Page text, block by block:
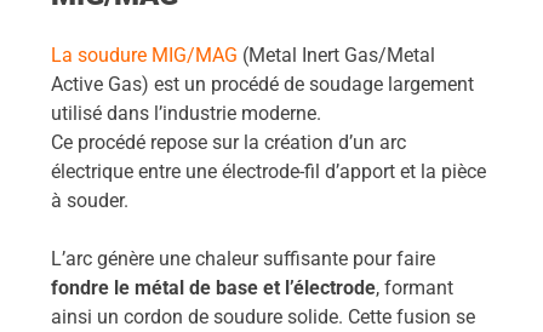
La soudure MIG/MAG (Metal Inert Gas/Metal
Active Gas) est un procédé de soudage largement
utilisé dans l’industrie moderne.
Ce procédé repose sur la création d’un arc
électrique entre une électrode-fil d’apport et la pièce
à souder.
L’arc génère une chaleur suffisante pour faire
fondre le métal de base et l’électrode, formant
ainsi un cordon de soudure solide. Cette fusion se